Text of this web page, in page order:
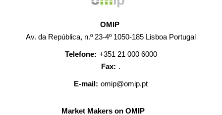
OMIP
Av. da República, n.º 23-4º 1050-185 Lisboa Portugal
Telefone: +351 21 000 6000
Fax: .
E-mail: omip@omip.pt
Market Makers on OMIP